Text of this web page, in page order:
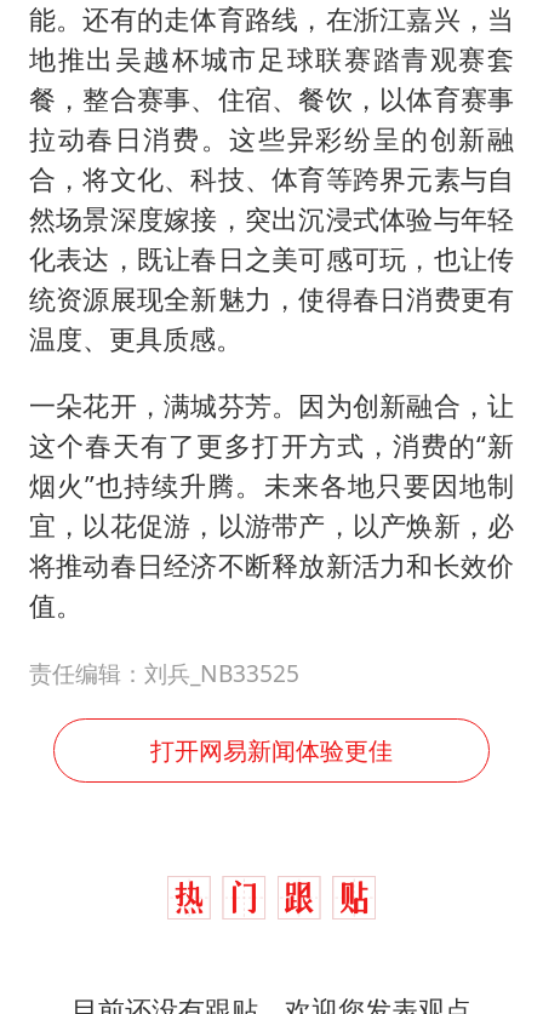
能。还有的走体育路线，在浙江嘉兴，当
地推出吴越杯城市足球联赛踏青观赛套
餐，整合赛事、住宿、餐饮，以体育赛事
拉动春日消费。这些异彩纷呈的创新融
合，将文化、科技、体育等跨界元素与自
然场景深度嫁接，突出沉浸式体验与年轻
化表达，既让春日之美可感可玩，也让传
统资源展现全新魅力，使得春日消费更有
温度、更具质感。
一朵花开，满城芬芳。因为创新融合，让
这个春天有了更多打开方式，消费的“新
烟火”也持续升腾。未来各地只要因地制
宜，以花促游，以游带产，以产焕新，必
将推动春日经济不断释放新活力和长效价
值。
责任编辑：刘兵_NB33525
打开网易新闻体验更佳